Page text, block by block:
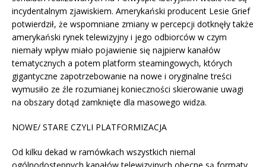
incydentalnym zjawiskiem. Amerykański producent Lesie Grief
potwierdził, że wspomniane zmiany w percepcji dotknęły także
amerykański rynek telewizyjny i jego odbiorców w czym
niemały wpływ miało pojawienie się najpierw kanałów
tematycznych a potem platform steamingowych, których
gigantyczne zapotrzebowanie na nowe i oryginalne treści
wymusiło ze źle rozumianej konieczności skierowanie uwagi
na obszary dotąd zamknięte dla masowego widza.
NOWE/ STARE CZYLI PLATFORMIZACJA
Od kilku dekad w ramówkach wszystkich niemal